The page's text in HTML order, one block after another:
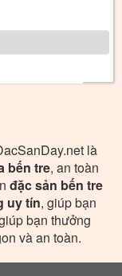
là
bến tre, an toàn
đặc sản bến tre
uy tín, giúp bạn
bạn thưởng
và an toàn.